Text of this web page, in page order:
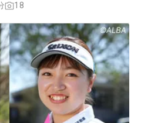
達の結論"とは？
18